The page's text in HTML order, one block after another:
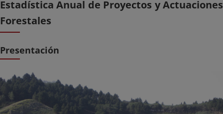
Estadística Anual de Proyectos y Actuaciones
Forestales
Presentación